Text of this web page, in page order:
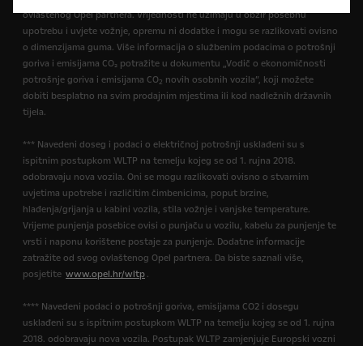
ovlaštenog Opel partnera. Vrijednosti ne uzimaju u obzir posebnu
upotrebu i uvjete vožnje, opremu ni dodatke i mogu se razlikovati ovisno
o dimenzijama guma. Više informacija o službenim podacima o potrošnji
goriva i emisijama CO₂ potražite u dokumentu „Vodič o ekonomičnosti
potrošnje goriva i emisijama CO2 novih osobnih vozila”, koji možete
dobiti besplatno na svim prodajnim mjestima ili kod nadležnih državnih
tijela.
*** Navedeni doseg i podaci o električnoj potrošnji usklađeni su s
ispitnim postupkom WLTP na temelju kojeg se od 1. rujna 2018.
odobravaju nova vozila. Oni se mogu razlikovati ovisno o stvarnim
uvjetima upotrebe i različitim čimbenicima, poput brzine,
hlađenja/grijanja u kabini vozila, stila vožnje i vanjske temperature.
Vrijeme punjenja posebice ovisi o punjaču u vozilu, kabelu za punjenje te
vrsti i naponu korištene postaje za punjenje. Dodatne informacije
zatražite od svog ovlaštenog Opel partnera. Da biste saznali više,
posjetite www.opel.hr/wltp .
**** Navedeni podaci o potrošnji goriva, emisijama CO2 i dosegu
usklađeni su s ispitnim postupkom WLTP na temelju kojeg se od 1. rujna
2018. odobravaju nova vozila. Postupak WLTP zamjenjuje Europski vozni